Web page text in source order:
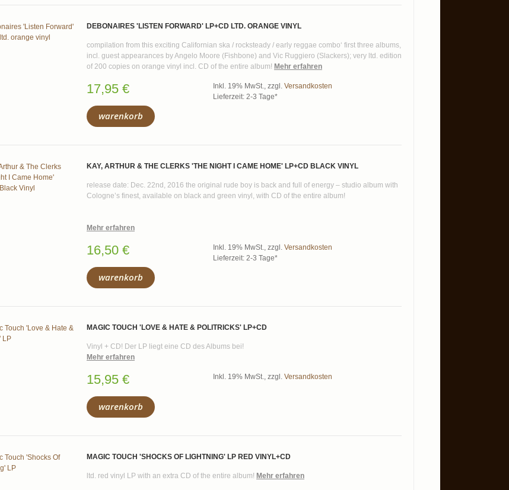
DEBONAIRES 'LISTEN FORWARD' LP+CD LTD. ORANGE VINYL
compilation from this exciting Californian ska / rocksteady / early reggae combo‘ first three albums,
incl. guest appearances by Angelo Moore (Fishbone) and Vic Ruggiero (Slackers); very ltd. edition
of 200 copies on orange vinyl incl. CD of the entire album! Mehr erfahren
17,95 € Inkl. 19% MwSt., zzgl. Versandkosten
Lieferzeit: 2-3 Tage*
warenkorb
KAY, ARTHUR & THE CLERKS 'THE NIGHT I CAME HOME' LP+CD BLACK VINYL
release date: Dec. 22nd, 2016 the original rude boy is back and full of energy – studio album with
Cologne’s finest, available on black and green vinyl, with CD of the entire album!
Mehr erfahren
16,50 € Inkl. 19% MwSt., zzgl. Versandkosten
Lieferzeit: 2-3 Tage*
warenkorb
MAGIC TOUCH 'LOVE & HATE & POLITRICKS' LP+CD
Vinyl + CD! Der LP liegt eine CD des Albums bei!
Mehr erfahren
15,95 € Inkl. 19% MwSt., zzgl. Versandkosten
warenkorb
MAGIC TOUCH 'SHOCKS OF LIGHTNING' LP RED VINYL+CD
ltd. red vinyl LP with an extra CD of the entire album! Mehr erfahren